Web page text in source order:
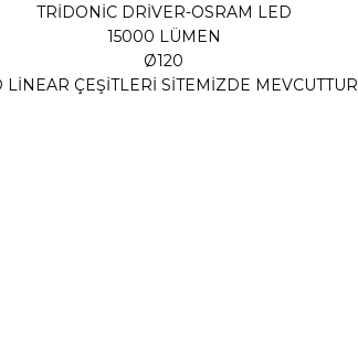
TRİDONİC DRİVER-OSRAM LED
15000 LÜMEN
Ø120
LİNEAR ÇEŞİTLERİ SİTEMİZDE MEVCUTTUR